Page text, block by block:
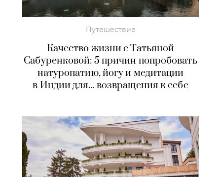
Путешествие
Качество жизни с Татьяной
Сабуренковой: 5 причин попробовать
натуропатию, йогу и медитации
в Индии для... возвращения к себе